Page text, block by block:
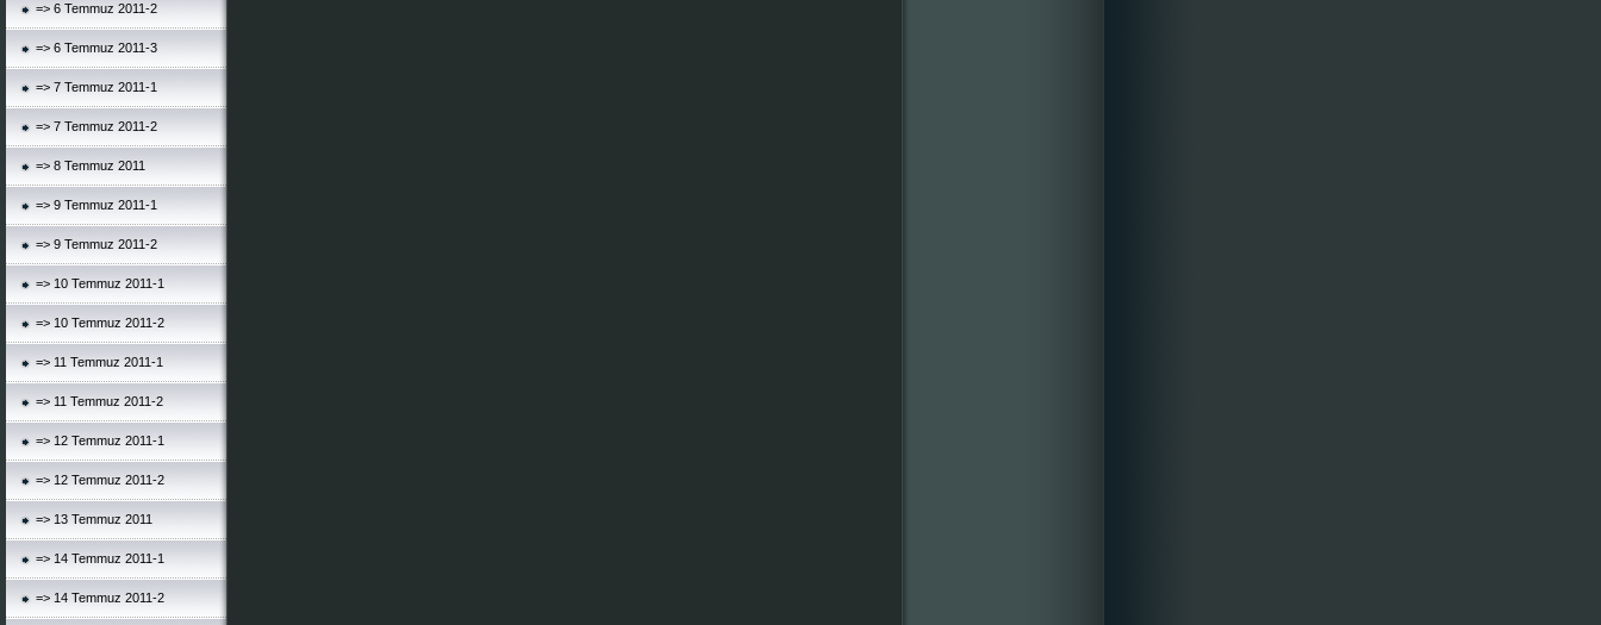
=> 6 Temmuz 2011-2
=> 6 Temmuz 2011-3
=> 7 Temmuz 2011-1
=> 7 Temmuz 2011-2
=> 8 Temmuz 2011
=> 9 Temmuz 2011-1
=> 9 Temmuz 2011-2
=> 10 Temmuz 2011-1
=> 10 Temmuz 2011-2
=> 11 Temmuz 2011-1
=> 11 Temmuz 2011-2
=> 12 Temmuz 2011-1
=> 12 Temmuz 2011-2
=> 13 Temmuz 2011
=> 14 Temmuz 2011-1
=> 14 Temmuz 2011-2